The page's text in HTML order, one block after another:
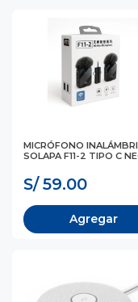
MICRÓFONO
SOLAPA F11-2 TIPO C
S/ 59.00
Agregar